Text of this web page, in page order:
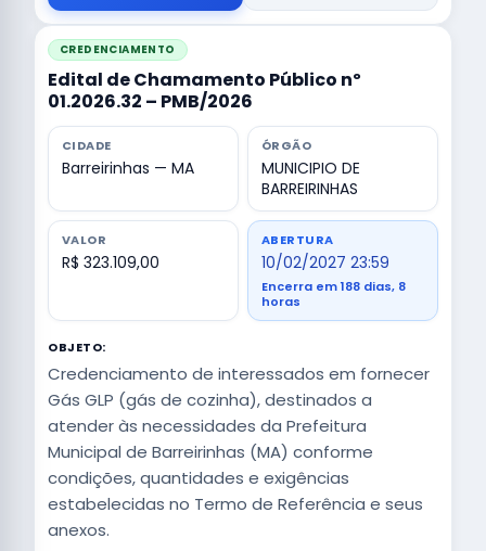
CREDENCIAMENTO
Edital de Chamamento Público nº
01.2026.32 – PMB/2026
CIDADE
Barreirinhas — MA
ÓRGÃO
MUNICIPIO DE
BARREIRINHAS
VALOR
R$ 323.109,00
ABERTURA
10/02/2027 23:59
Encerra em 188 dias, 8
horas
OBJETO:
Credenciamento de interessados em fornecer
Gás GLP (gás de cozinha), destinados a
atender às necessidades da Prefeitura
Municipal de Barreirinhas (MA) conforme
condições, quantidades e exigências
estabelecidas no Termo de Referência e seus
anexos.